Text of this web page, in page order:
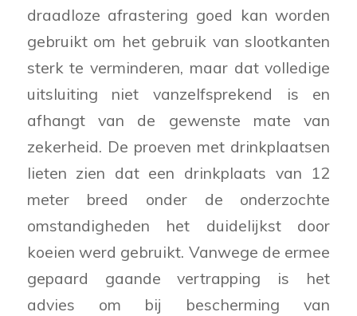
draadloze afrastering goed kan worden
gebruikt om het gebruik van slootkanten
sterk te verminderen, maar dat volledige
uitsluiting niet vanzelfsprekend is en
afhangt van de gewenste mate van
zekerheid. De proeven met drinkplaatsen
lieten zien dat een drinkplaats van 12
meter breed onder de onderzochte
omstandigheden het duidelijkst door
koeien werd gebruikt. Vanwege de ermee
gepaard gaande vertrapping is het
advies om bij bescherming van